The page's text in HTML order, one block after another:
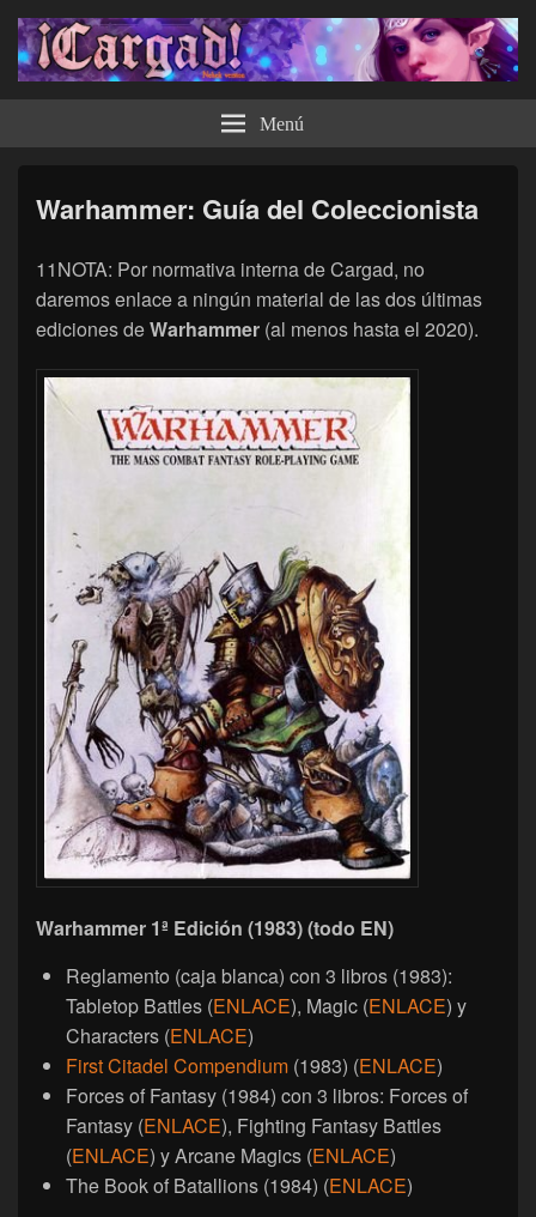
¡Cargad! Menú
Warhammer: Guía del Coleccionista
11NOTA: Por normativa interna de Cargad, no
daremos enlace a ningún material de las dos últimas
ediciones deWarhammer (al menos hasta el 2020).
Warhammer 1ª Edición (1983) (todo EN)
Reglamento (caja blanca) con 3 libros (1983):
Tabletop Battles (ENLACE), Magic (ENLACE) y
Characters (ENLACE)
First Citadel Compendium (1983) (ENLACE)
Forces of Fantasy (1984) con 3 libros: Forces of
Fantasy (ENLACE), Fighting Fantasy Battles
(ENLACE) y Arcane Magics (ENLACE)
The Book of Batallions (1984) (ENLACE)